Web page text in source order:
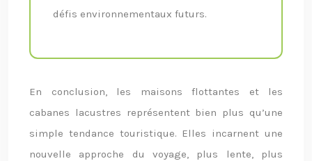
défis environnementaux futurs.
En conclusion, les maisons flottantes et les
cabanes lacustres représentent bien plus qu’une
simple tendance touristique. Elles incarnent une
nouvelle approche du voyage, plus lente, plus